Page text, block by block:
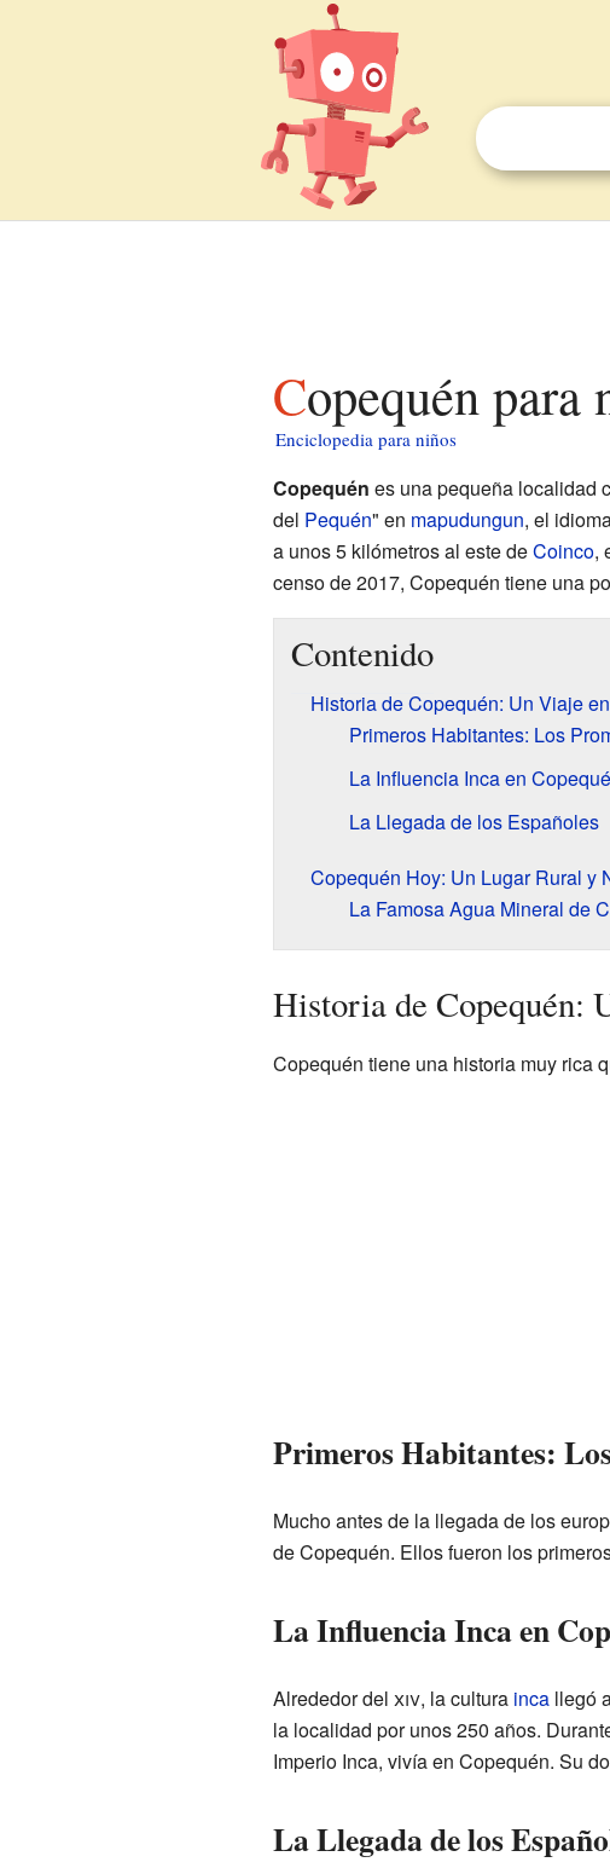
Copequén para
Enciclopedia para niños
Copequén es una pequeña localidad
del Pequén" en mapudungun, el
a unos 5 kilómetros al este deCoinco,
censo de 2017, Copequén tiene una
Contenido
Historia de Copequén: Un Viaje
Primeros Habitantes: Los
La Influencia Inca en
La Llegada de los Españoles
Copequén Hoy: Un Lugar Rural y
La Famosa Agua Mineral de
Historia de Copequén:
Copequén tiene una historia muy rica
Primeros Habitantes:
Mucho antes de la llegada de los
de Copequén. Ellos fueron los
La Influencia Inca en
Alrededor del xiv, la cultura incallegó
la localidad por unos 250 años.
Imperio Inca, vivía en Copequén. Su
La Llegada de los